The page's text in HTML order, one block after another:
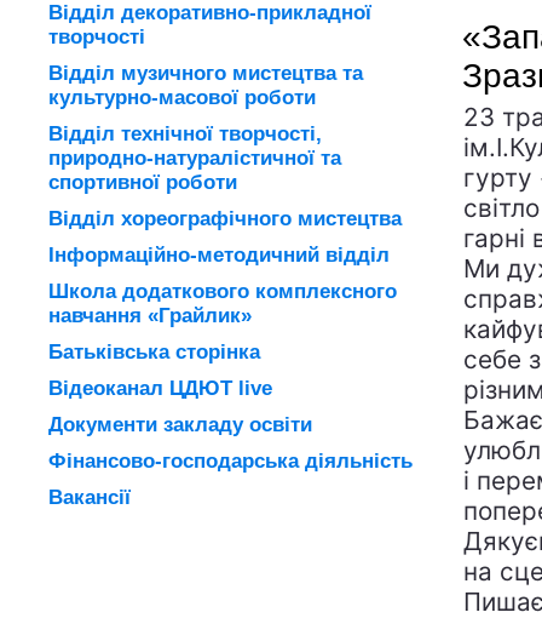
23
гарні
Ми
себе
і
на
Відділ декоративно-прикладної
творчості
Відділ музичного мистецтва та
культурно-масової роботи
Відділ технічної творчості,
природно-натуралістичної та
спортивної роботи
Відділ хореографічного мистецтва
Інформаційно-методичний відділ
Школа додаткового комплексного
навчання «Грайлик»
Батьківська сторінка
Відеоканал ЦДЮТ live
Документи закладу освіти
Фінансово-господарська діяльність
Вакансії